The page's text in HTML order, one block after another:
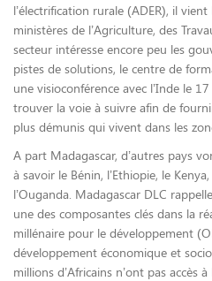
l’électrification rurale (ADER), il
ministères de l’Agriculture, des
secteur intéresse encore peu les
pistes de solutions, le centre de
une visioconférence avec l’Inde le
trouver la voie à suivre afin de
plus démunis qui vivent dans les
A part Madagascar, d’autres pays
à savoir le Bénin, l’Ethiopie, le
l’Ouganda. Madagascar DLC
une des composantes clés dans la
millénaire pour le développement
développement économique et
millions d’Africains n’ont pas accès